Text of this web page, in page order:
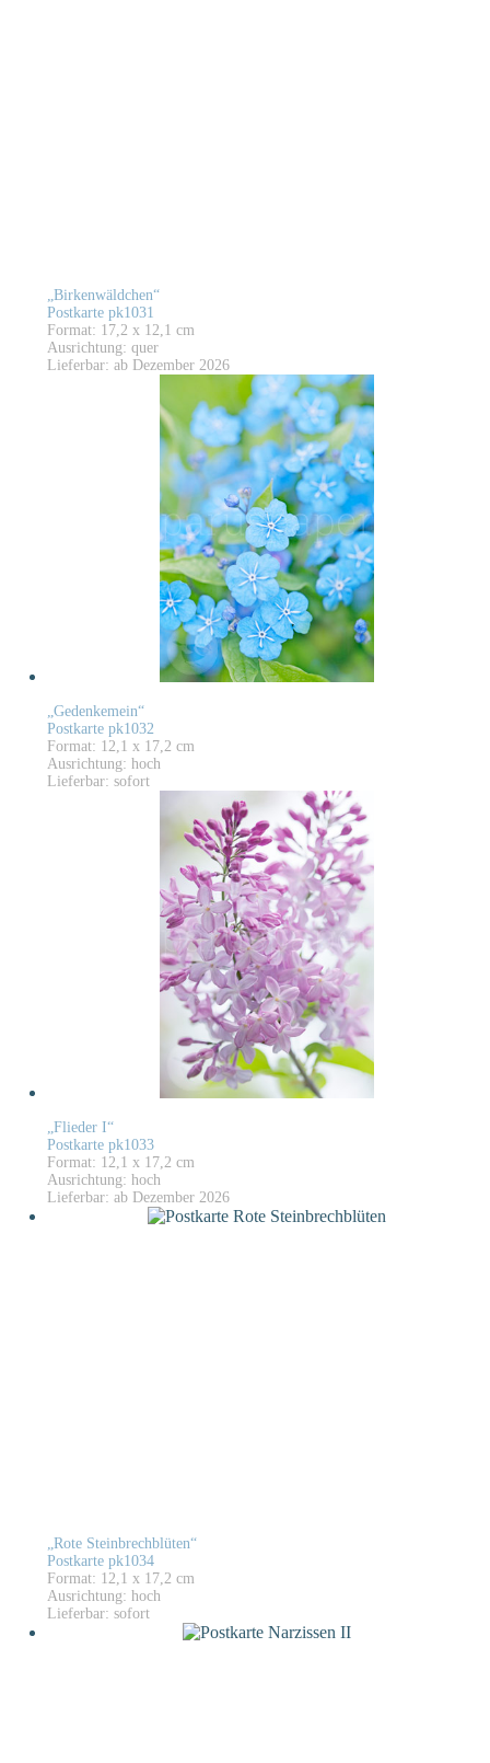
„Birkenwäldchen“
Postkarte pk1031
Format: 17,2 x 12,1 cm
Ausrichtung: quer
Lieferbar: ab Dezember 2026
„Gedenkemein“
Postkarte pk1032
Format: 12,1 x 17,2 cm
Ausrichtung: hoch
Lieferbar: sofort
„Flieder I“
Postkarte pk1033
Format: 12,1 x 17,2 cm
Ausrichtung: hoch
Lieferbar: ab Dezember 2026
„Rote Steinbrechblüten“
Postkarte pk1034
Format: 12,1 x 17,2 cm
Ausrichtung: hoch
Lieferbar: sofort